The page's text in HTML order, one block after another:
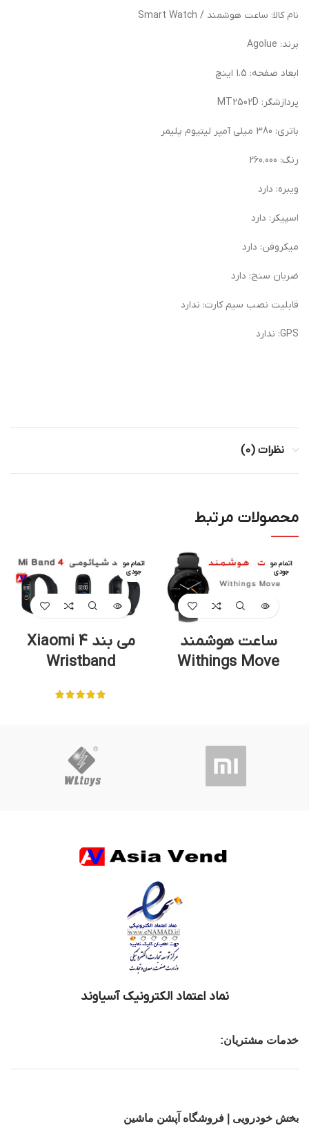
نام کالا: ساعت هوشمند / Smart Watch
برند: Agolue
ابعاد صفحه: 1.5 اینچ
پردازشگر: MT2502D
باتری: 380 میلی آمپر لیتیوم پلیمر
رنگ: 260.000
ویبره: دارد
اسپیکر: دارد
میکروفن: دارد
ضربان سنج: دارد
قابلیت نصب سیم کارت: ندارد
GPS: ندارد
نظرات (0)
محصولات مرتبط
اتمام مو
جودی
ساعت هوشمند
Withings Move
اتمام مو
جودی
می بند 4 Xiaomi
Wristband
نماد اعتماد الکترونیک آسیاوند
خدمات مشتریان:
بخش خودرویی | فروشگاه آپشن ماشین